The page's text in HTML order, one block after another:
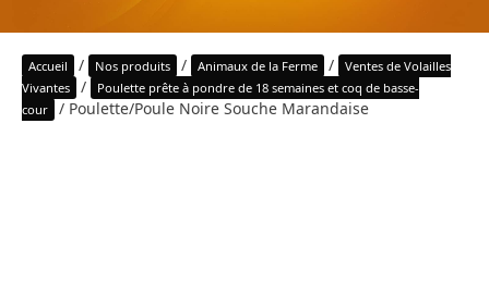
Accueil / Nos produits / Animaux de la Ferme /
Ventes de Volailles
Vivantes
/
Poulette prête à pondre de 18 semaines et coq de basse-
cour
/ Poulette/Poule Noire Souche Marandaise